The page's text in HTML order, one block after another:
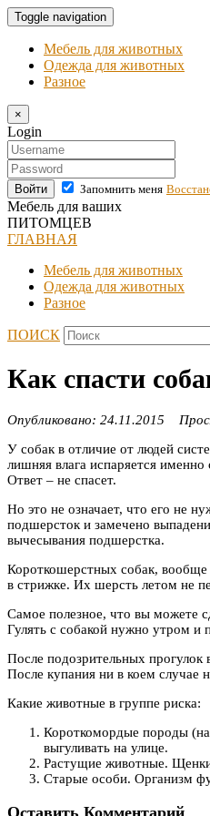
Toggle navigation
Мебель для животных
Одежда для животных
Разное
×
Login
Войти Запомнить меня
Мебель для ваших
ПИТОМЦЕВ
ГЛАВНАЯ
Мебель для животных
Одежда для животных
Разное
ПОИСК
Как спасти
Опубликовано: 24.11.2015
У собак в отличие от людей
лишняя влага испаряется
Ответ – не спасет.
Но это не означает, что его не
подшерсток и замечено
вычесывания подшерстка.
Короткошерстных собак, вообще
в стрижке. Их шерсть летом не
Самое полезное, что вы можете
Гулять с собакой нужно утром
После подозрительных
После купания ни в коем случае
Какие животные в группе риска:
Короткомордые породы
выгуливать на улице.
Растущие животные.
Старые особи. Организм
Оставить Комментарий